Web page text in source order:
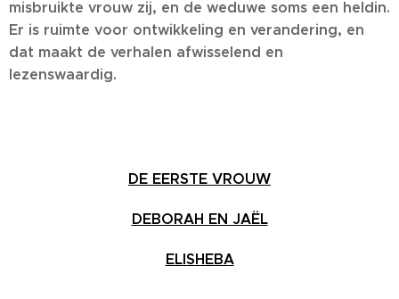
misbruikte vrouw zij, en de weduwe soms een heldin.
Er is ruimte voor ontwikkeling en verandering, en
dat maakt de verhalen afwisselend en
lezenswaardig.
DE EERSTE VROUW
DEBORAH EN JAËL
ELISHEBA